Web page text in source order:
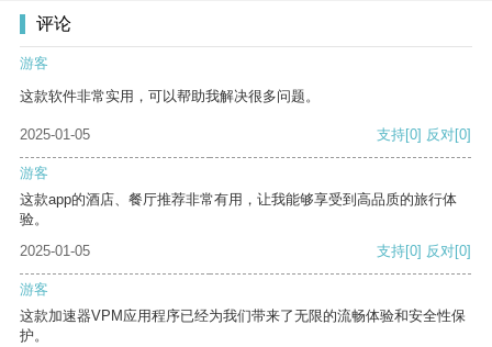
评论
游客
这款软件非常实用，可以帮助我解决很多问题。
2025-01-05 支持[0] 反对[0]
游客
这款app的酒店、餐厅推荐非常有用，让我能够享受到高品质的旅行体
验。
2025-01-05
支持[0] 反对[0]
游客
这款加速器VPM应用程序已经为我们带来了无限的流畅体验和安全性保
护。